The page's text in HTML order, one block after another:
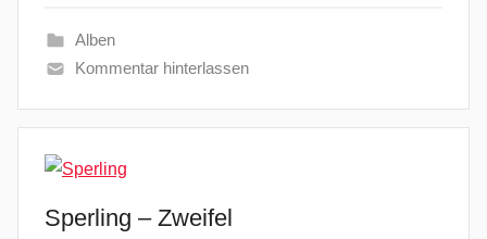
Alben
Kommentar hinterlassen
Sperling – Zweifel